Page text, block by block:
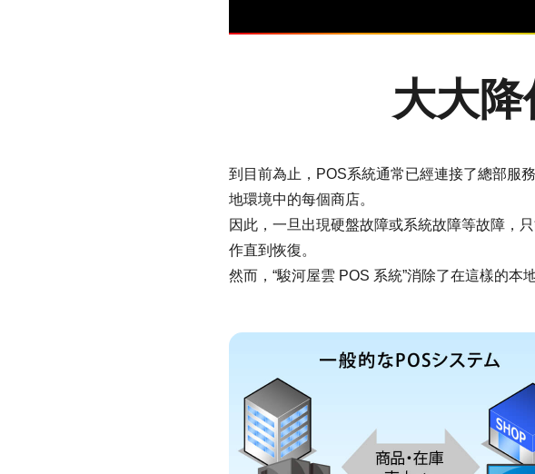
大大降
到目前為止，POS系統通常已經連接了總部服
地環境中的每個商店。
因此，一旦出現硬盤故障或系統故障等故障，
作直到恢復。
然而，“駿河屋雲 POS 系統”消除了在這樣的本